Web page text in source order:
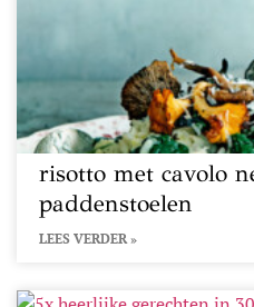
risotto met cavolo
paddenstoelen
LEES VERDER »